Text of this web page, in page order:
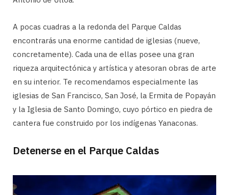
A pocas cuadras a la redonda del Parque Caldas
encontrarás una enorme cantidad de iglesias (nueve,
concretamente). Cada una de ellas posee una gran
riqueza arquitectónica y artística y atesoran obras de arte
en su interior. Te recomendamos especialmente las
iglesias de San Francisco, San José, la Ermita de Popayán
y la Iglesia de Santo Domingo, cuyo pórtico en piedra de
cantera fue construido por los indígenas Yanaconas.
Detenerse en el Parque Caldas